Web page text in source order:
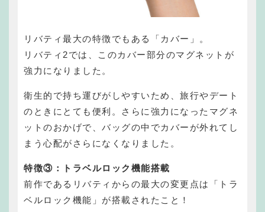
リバティ最大の特徴でもある「カバー」。
リバティ2では、このカバー部分のマグネットが
強力になりました。
衛生的で持ち運びがしやすいため、旅行やデート
のときにとても便利。さらに強力になったマグネ
ットのおかげで、バッグの中でカバーが外れてし
まう心配がさらになくなりました。
特徴③：
トラベルロック機能搭載
前作であるリバティからの最大の変更点は「トラ
ベルロック機能」が搭載されたこと！